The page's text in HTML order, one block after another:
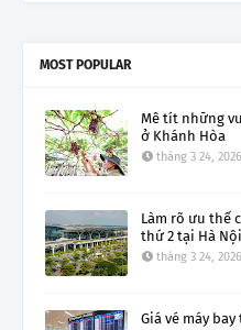
MOST POPULAR
Mê tít những
ở Khánh Hòa
tháng 3 24, 2026
Làm rõ ưu thế
thứ 2 tại Hà Nội
tháng 3 24, 2026
Giá vé máy bay